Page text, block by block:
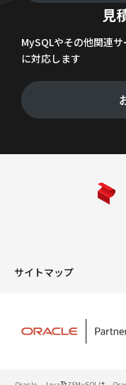
見
MySQLやその他関連
に対応します
サイトマップ